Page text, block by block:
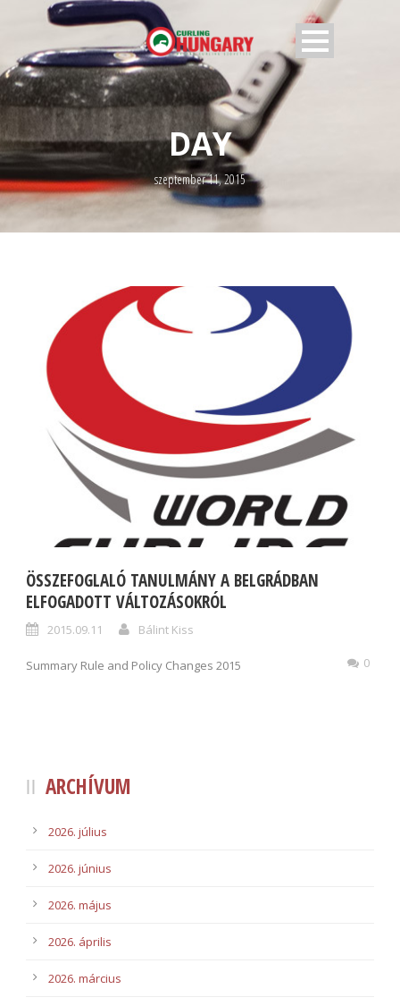
DAY
szeptember 11, 2015
ÖSSZEFOGLALÓ TANULMÁNY A BELGRÁDBAN
ELFOGADOTT VÁLTOZÁSOKRÓL
2015.09.11 Bálint Kiss
Summary Rule and Policy Changes 2015 0
ARCHÍVUM
2026. július
2026. június
2026. május
2026. április
2026. március